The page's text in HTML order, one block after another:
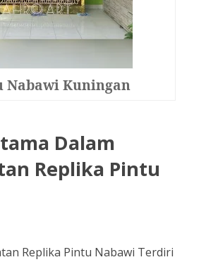
Nabawi Kuningan
Dalam
Replika Pintu
Replika Pintu Nabawi Terdiri